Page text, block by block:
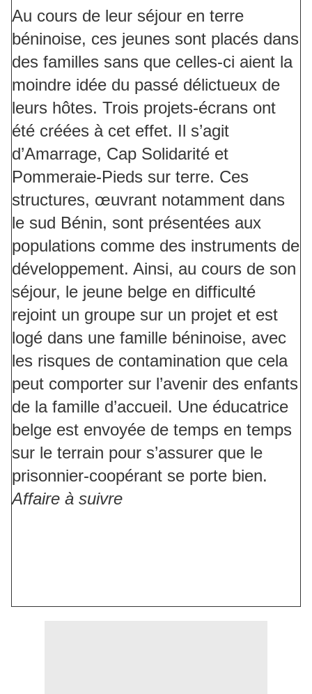
Au cours de leur séjour en terre
béninoise, ces jeunes sont placés dans
des familles sans que celles-ci aient la
moindre idée du passé délictueux de
leurs hôtes. Trois projets-écrans ont
été créées à cet effet. Il s’agit
d’Amarrage, Cap Solidarité et
Pommeraie-Pieds sur terre. Ces
structures, œuvrant notamment dans
le sud Bénin, sont présentées aux
populations comme des instruments de
développement. Ainsi, au cours de son
séjour, le jeune belge en difficulté
rejoint un groupe sur un projet et est
logé dans une famille béninoise, avec
les risques de contamination que cela
peut comporter sur l’avenir des enfants
de la famille d’accueil. Une éducatrice
belge est envoyée de temps en temps
sur le terrain pour s’assurer que le
prisonnier-coopérant se porte bien.
Affaire à suivre